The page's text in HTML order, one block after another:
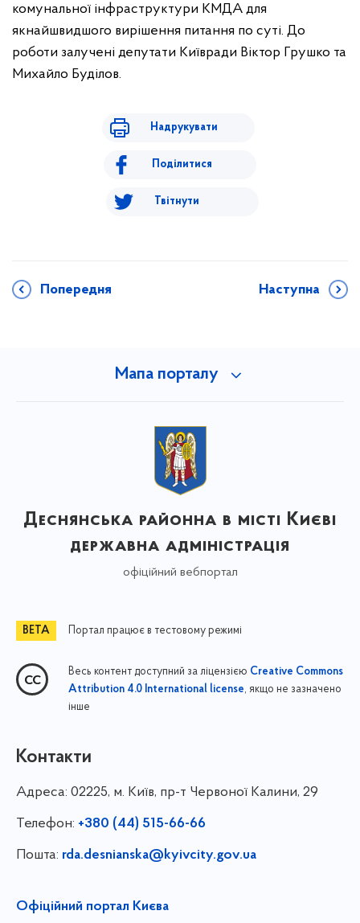
комунальної інфраструктури КМДА для
якнайшвидшого вирішення питання по суті. До
роботи залучені депутати Київради Віктор Грушко та
Михайло Буділов.
Надрукувати
Поділитися
Твітнути
Попередня Наступна
Мапа порталу
Деснянська районна в місті Києві
державна адміністрація
офіційний вебпортал
Портал працює в тестовому режимі
Весь контент доступний за ліцензією Creative Commons
Attribution 4.0 International license, якщо не зазначено
інше
Контакти
Адреса: 02225, м. Київ, пр-т Червоної Калини, 29
Телефон: +380 (44) 515-66-66
Пошта: rda.desnianska@kyivcity.gov.ua
Офіційний портал Києва